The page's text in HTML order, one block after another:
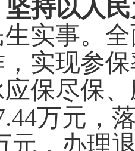
坚持以人
实事。
实现参
应保尽保
万元，
元，办理